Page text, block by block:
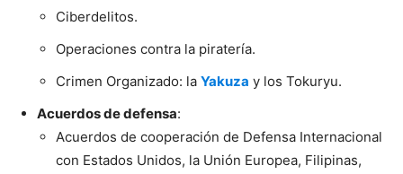
Ciberdelitos.
Operaciones contra la piratería.
Crimen Organizado: la Yakuza y los Tokuryu.
Acuerdos de defensa:
Acuerdos de cooperación de Defensa Internacional
con Estados Unidos, la Unión Europea, Filipinas,